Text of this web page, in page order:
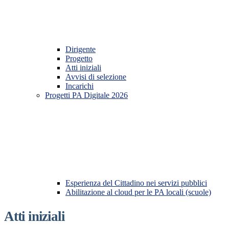
Dirigente
Progetto
Atti iniziali
Avvisi di selezione
Incarichi
Progetti PA Digitale 2026
Esperienza del Cittadino nei servizi pubblici
Abilitazione al cloud per le PA locali (scuole)
Atti iniziali